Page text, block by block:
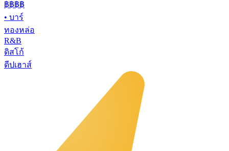
฿฿฿฿
• บาร์
ทองหล่อ
R&B
ดิสโก้
ดีปเฮาส์